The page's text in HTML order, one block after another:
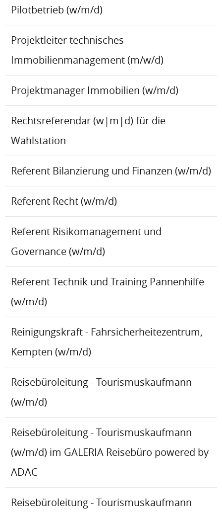
Pilotbetrieb (w/m/d)
Projektleiter technisches
Immobilienmanagement (m/w/d)
Projektmanager Immobilien (w/m/d)
Rechtsreferendar (w|m|d) für die
Wahlstation
Referent Bilanzierung und Finanzen (w/m/d)
Referent Recht (w/m/d)
Referent Risikomanagement und
Governance (w/m/d)
Referent Technik und Training Pannenhilfe
(w/m/d)
Reinigungskraft - Fahrsicherheitezentrum,
Kempten (w/m/d)
Reisebüroleitung - Tourismuskaufmann
(w/m/d)
Reisebüroleitung - Tourismuskaufmann
(w/m/d) im GALERIA Reisebüro powered by
ADAC
Reisebüroleitung - Tourismuskaufmann